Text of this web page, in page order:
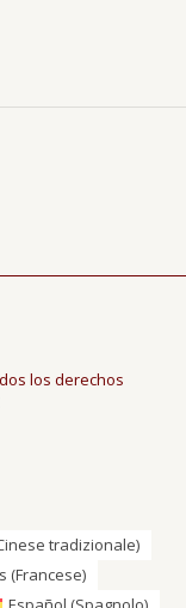
los derechos
tradizionale)
(Francese)